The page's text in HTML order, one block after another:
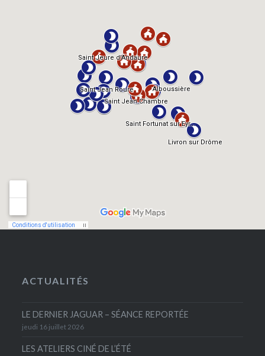
ACTUALITÉS
LE DERNIER JAGUAR – SÉANCE REPORTÉE
jeudi 16 juillet 2026
LES ATELIERS CINÉ DE L’ÉTÉ